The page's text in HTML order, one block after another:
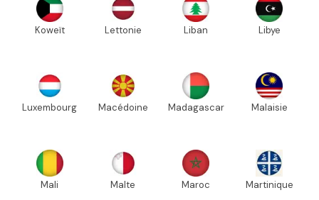
Koweït Lettonie Liban Libye
Luxembourg Macédoine Madagascar Malaisie
Mali Malte Maroc Martinique